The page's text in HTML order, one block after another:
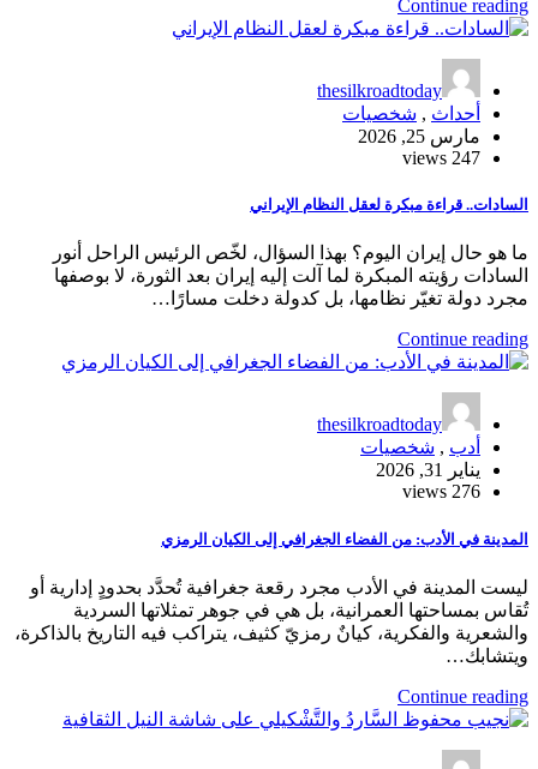
Continue reading
thesilkroadtoday
أحداث , شخصيات
مارس 25, 2026
247 views
السادات.. قراءة مبكرة لعقل النظام الإيراني
ما هو حال إيران اليوم؟ بهذا السؤال، لخّص الرئيس الراحل أنور
السادات رؤيته المبكرة لما آلت إليه إيران بعد الثورة، لا بوصفها
مجرد دولة تغيّر نظامها، بل كدولة دخلت مسارًا…
Continue reading
thesilkroadtoday
أدب , شخصيات
يناير 31, 2026
276 views
المدينة في الأدب: من الفضاء الجغرافي إلى الكيان الرمزي
ليست المدينة في الأدب مجرد رقعة جغرافية تُحدَّد بحدودٍ إدارية أو
تُقاس بمساحتها العمرانية، بل هي في جوهر تمثلاتها السردية
والشعرية والفكرية، كيانٌ رمزيّ كثيف، يتراكب فيه التاريخ بالذاكرة،
ويتشابك…
Continue reading